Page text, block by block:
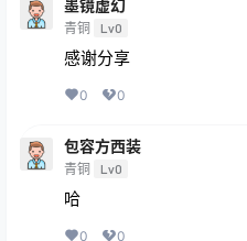
墨镜虚幻
青铜 Lv0
感谢分享
0 0
包容方西装
青铜 Lv0
哈
0 0